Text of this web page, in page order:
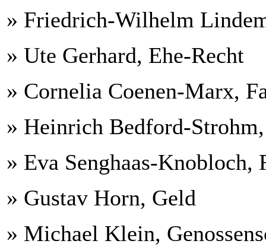
» Friedrich-Wilhelm
» Ute Gerhard, Ehe-Recht
» Cornelia Coenen-Marx,
» Heinrich Bedford-
» Eva Senghaas-Knobloch,
» Gustav Horn, Geld
» Michael Klein,